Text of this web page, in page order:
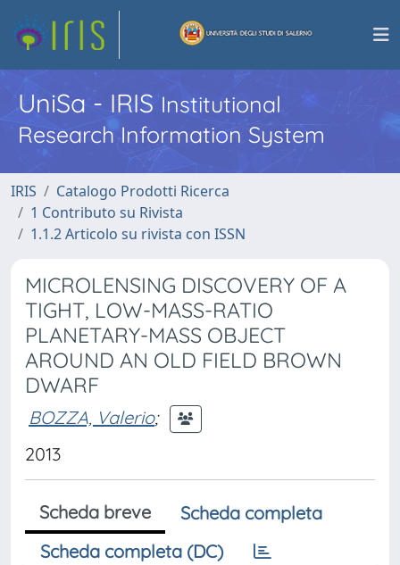
UniSa - IRISInstitutional
Research Information System
IRIS
Catalogo Prodotti Ricerca
1 Contributo su Rivista
1.1.2 Articolo su rivista con ISSN
MICROLENSING DISCOVERY OF A
TIGHT, LOW-MASS-RATIO
PLANETARY-MASS OBJECT
AROUND AN OLD FIELD BROWN
DWARF
BOZZA, Valerio;
2013
Scheda breve
Scheda completa
Scheda completa (DC)